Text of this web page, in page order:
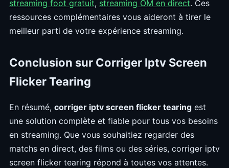
streaming foot gratuit, streaming OM en direct. Ces
ressources complémentaires vous aideront à tirer le
meilleur parti de votre expérience streaming.
Conclusion sur Corriger Iptv Screen
Flicker Tearing
En résumé, corriger iptv screen flicker tearing est
une solution complète et fiable pour tous vos besoins
en streaming. Que vous souhaitiez regarder des
matchs en direct, des films ou des séries, corriger iptv
screen flicker tearing répond à toutes vos attentes.